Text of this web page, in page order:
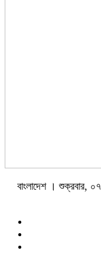
বাংলাদেশ । শুক্রবার,